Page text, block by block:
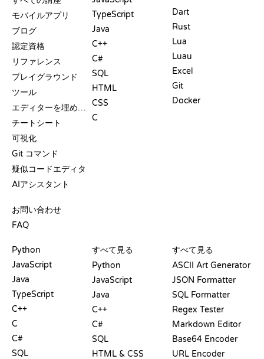
モバイルアプリ
ブログ
認定資格
リファレンス
プレイグラウンド
ツール
エディターを埋め込む
チートシート
可視化
Git コマンド
疑似コードエディタ
AIアシスタント
お問い合わせ
FAQ
TypeScript
Java
C++
C#
SQL
HTML
CSS
C
Dart
Rust
Lua
Luau
Excel
Git
Docker
Python
JavaScript
Java
TypeScript
C++
C
C#
SQL
すべて見る
Python
JavaScript
Java
C++
C#
SQL
HTML & CSS
すべて見る
ASCII Art Generator
JSON Formatter
SQL Formatter
Regex Tester
Markdown Editor
Base64 Encoder
URL Encoder